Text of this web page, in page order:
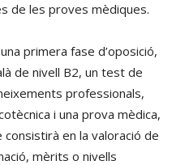
de les proves mèdiques.
primera fase d’oposició,
de nivell B2, un test de
professionals,
i una prova mèdica,
en la valoració de
mèrits o nivells